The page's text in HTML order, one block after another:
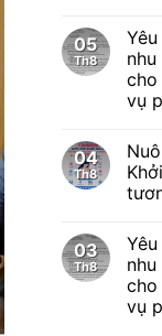
05
Th8
cho
vụ
04
Th8
03
Th8
cho
vụ